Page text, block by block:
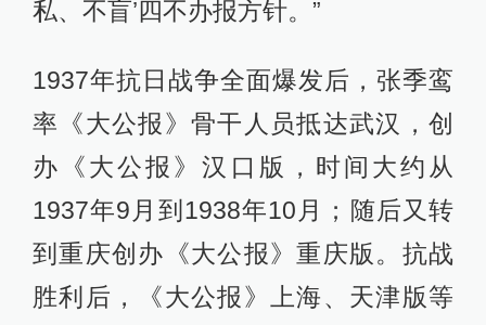
私、不盲’四不办报方针。”
1937年抗日战争全面爆发后，张季鸾
率《大公报》骨干人员抵达武汉，创
办《大公报》汉口版，时间大约从
1937年9月到1938年10月；随后又转
到重庆创办《大公报》重庆版。抗战
胜利后，《大公报》上海、天津版等